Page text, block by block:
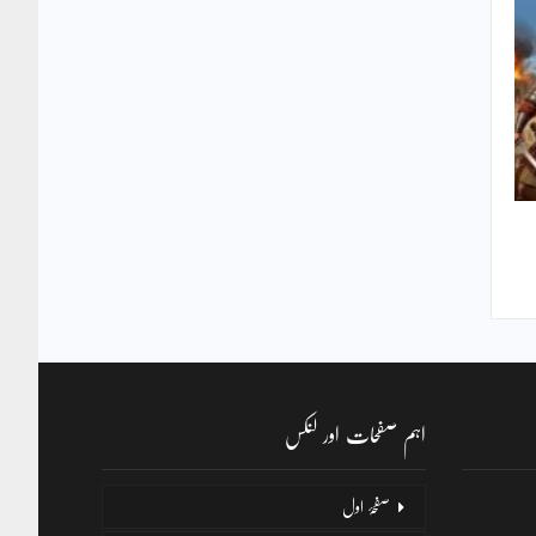
اہم صفحات اور لنکس
صفحۂ اول